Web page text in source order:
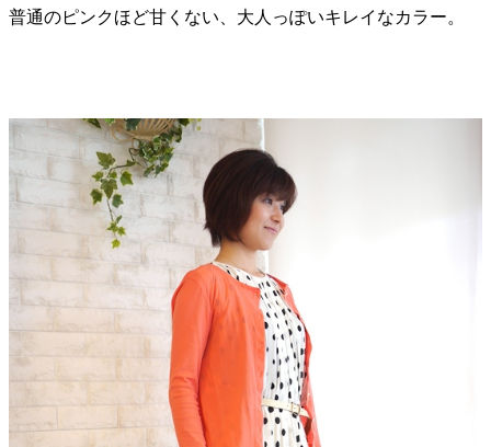
普通のピンクほど甘くない、大人っぽいキレイなカラー。